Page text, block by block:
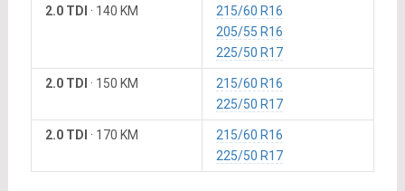
2.0 TDI · 140 KM
215/60 R16
205/55 R16
225/50 R17
2.0 TDI · 150 KM
215/60 R16
225/50 R17
2.0 TDI · 170 KM
215/60 R16
225/50 R17